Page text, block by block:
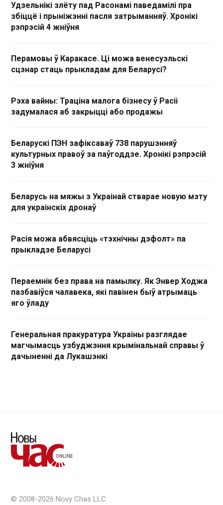
Удзельнікі злёту пад Расонамі паведамілі пра
збіццё і прыніжэнні пасля затрыманняў. Хронікі
рэпрэсій 4 жніўня
Перамовы ў Каракасе. Ці можа венесуэльскі
сцэнар стаць прыкладам для Беларусі?
Рэха вайны: Траціна малога бізнесу ў Расіі
задумалася аб закрыцці або продажы
Беларускі ПЭН зафіксаваў 738 парушэнняў
культурных правоў за паўгоддзе. Хронікі рэпрэсій
3 жніўня
Беларусь на мяжы з Украінай стварае новую мэту
для украінскіх дронаў
Расія можа абвясціць «тэхнічны дэфолт» па
прыкладзе Беларусі
Пераемнік без права на памылку. Як Энвер Ходжа
пазбавіўся чалавека, які павінен быў атрымаць
яго ўладу
Генеральная пракуратура Украіны разглядае
магчымасць узбуджэння крымінальнай справы ў
дачыненні да Лукашэнкі
© 2008-2026 Novy Chas LLC